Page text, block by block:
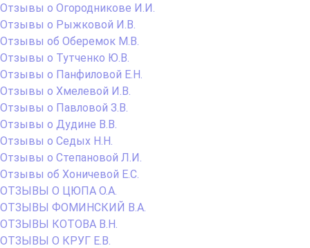
Отзывы о Огородникове И.И.
Отзывы о Рыжковой И.В.
Отзывы об Оберемок М.В.
Отзывы о Тутченко Ю.В.
Отзывы о Панфиловой Е.Н.
Отзывы о Хмелевой И.В.
Отзывы о Павловой З.В.
Отзывы о Дудине В.В.
Отзывы о Седых Н.Н.
Отзывы о Степановой Л.И.
Отзывы об Хоничевой Е.С.
ОТЗЫВЫ О ЦЮПА О.А.
ОТЗЫВЫ ФОМИНСКИЙ В.А.
ОТЗЫВЫ КОТОВА В.Н.
ОТЗЫВЫ О КРУГ Е.В.